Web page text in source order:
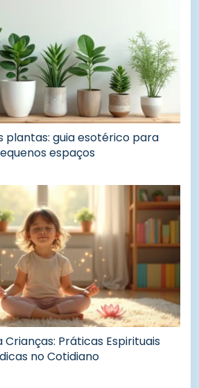
plantas: guia esotérico para
espaços
Práticas Espirituais
no Cotidiano